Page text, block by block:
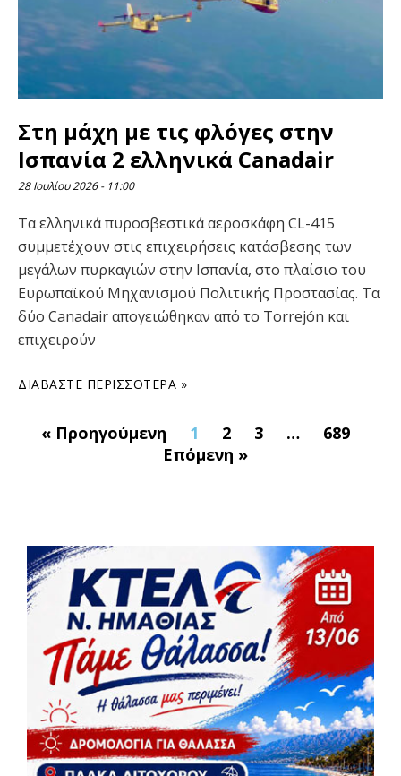
Στη μάχη με τις φλόγες στην
Ισπανία 2 ελληνικά Canadair
28 Ιουλίου 2026 11:00
Τα ελληνικά πυροσβεστικά αεροσκάφη CL-415
συμμετέχουν στις επιχειρήσεις κατάσβεσης των
μεγάλων πυρκαγιών στην Ισπανία, στο πλαίσιο του
Ευρωπαϊκού Μηχανισμού Πολιτικής Προστασίας. Τα
δύο Canadair απογειώθηκαν από το Torrejón και
επιχειρούν
ΔΙΑΒΆΣΤΕ ΠΕΡΙΣΣΌΤΕΡΑ »
« Προηγούμενη 1 2 3 …
689
Επόμενη »